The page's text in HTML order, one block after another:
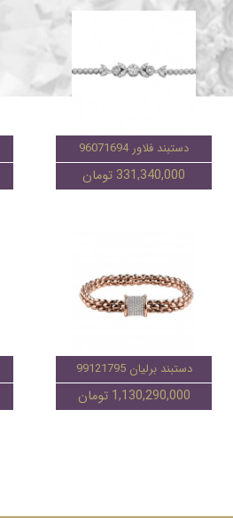
دستبند فلاور 96071694
331,340,000 تومان
دستبند برلیان 99121795
1,130,290,000 تومان